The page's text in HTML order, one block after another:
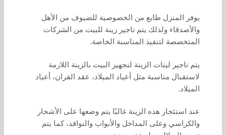
يوفر المنزل طابع من الخصوصية للضيوف من الأهل
والأصدقاء ولذلك يتم تاجير زينة للبيت من الشركات
المتخصصة لتنفيذ المناسبة الخاصة.
يتم تاجير ليتات الزينة لتجهيز البيت بالزينة اللازمة
لاستقبال مناسبة مثل أعياد الميلاد، عقد القران، أعياد
الميلاد.
عند استئجار هذه الزينة غالبًا يتم وضعها على الأشجار
والكراسي وعلى المداخل والأبواب والنوافذ، كما يتم